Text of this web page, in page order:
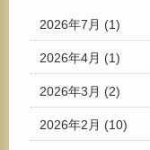
2026年7月 (1)
2026年4月 (1)
2026年3月 (2)
2026年2月 (10)